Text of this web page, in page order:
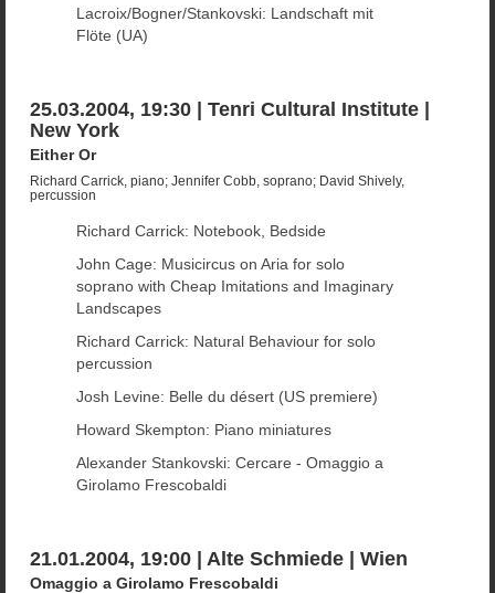
Lacroix/Bogner/Stankovski: Landschaft mit
Flöte (UA)
25.03.2004, 19:30 | Tenri Cultural Institute |
New York
Either Or
Richard Carrick, piano; Jennifer Cobb, soprano; David Shively,
percussion
Richard Carrick: Notebook, Bedside
John Cage: Musicircus on Aria for solo
soprano with Cheap Imitations and Imaginary
Landscapes
Richard Carrick: Natural Behaviour for solo
percussion
Josh Levine: Belle du désert (US premiere)
Howard Skempton: Piano miniatures
Alexander Stankovski: Cercare - Omaggio a
Girolamo Frescobaldi
21.01.2004, 19:00 | Alte Schmiede | Wien
Omaggio a Girolamo Frescobaldi